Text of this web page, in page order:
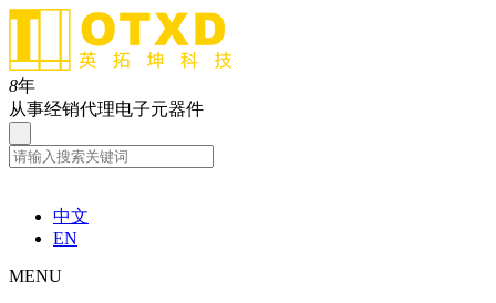
8年
从事经销代理电子元器件
中文
EN
MENU